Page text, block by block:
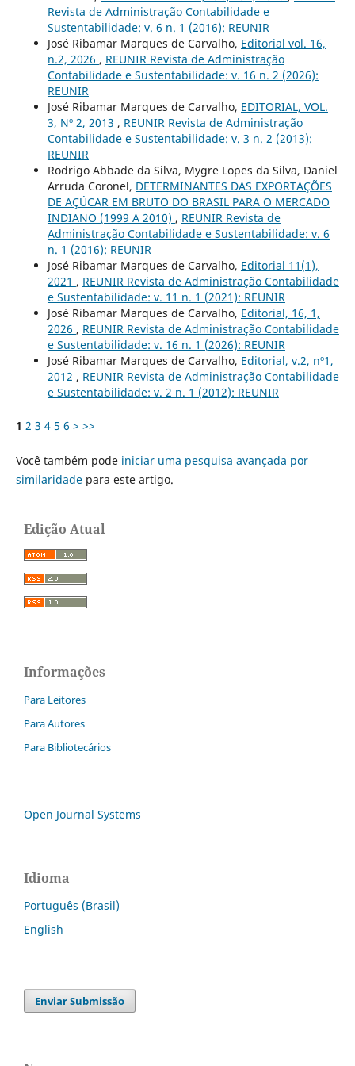
Revista de Administração Contabilidade e
Sustentabilidade: v. 6 n. 1 (2016): REUNIR
José Ribamar Marques de Carvalho, Editorial vol. 16,
n.2, 2026 , REUNIR Revista de Administração
Contabilidade e Sustentabilidade: v. 16 n. 2 (2026):
REUNIR
José Ribamar Marques de Carvalho, EDITORIAL, VOL.
3, Nº 2, 2013 , REUNIR Revista de Administração
Contabilidade e Sustentabilidade: v. 3 n. 2 (2013):
REUNIR
Rodrigo Abbade da Silva, Mygre Lopes da Silva, Daniel
Arruda Coronel, DETERMINANTES DAS EXPORTAÇÕES
DE AÇÚCAR EM BRUTO DO BRASIL PARA O MERCADO
INDIANO (1999 A 2010) , REUNIR Revista de
Administração Contabilidade e Sustentabilidade: v. 6
n. 1 (2016): REUNIR
José Ribamar Marques de Carvalho, Editorial 11(1),
2021 , REUNIR Revista de Administração Contabilidade
e Sustentabilidade: v. 11 n. 1 (2021): REUNIR
José Ribamar Marques de Carvalho, Editorial, 16, 1,
2026 , REUNIR Revista de Administração Contabilidade
e Sustentabilidade: v. 16 n. 1 (2026): REUNIR
José Ribamar Marques de Carvalho, Editorial, v.2, nº1,
2012 , REUNIR Revista de Administração Contabilidade
e Sustentabilidade: v. 2 n. 1 (2012): REUNIR
1 2 3 4 5 6 > >>
Você também pode iniciar uma pesquisa avançada por
similaridadepara este artigo.
Edição Atual
Informações
Para Leitores
Para Autores
Para Bibliotecários
Open Journal Systems
Idioma
Português (Brasil)
English
Enviar Submissão